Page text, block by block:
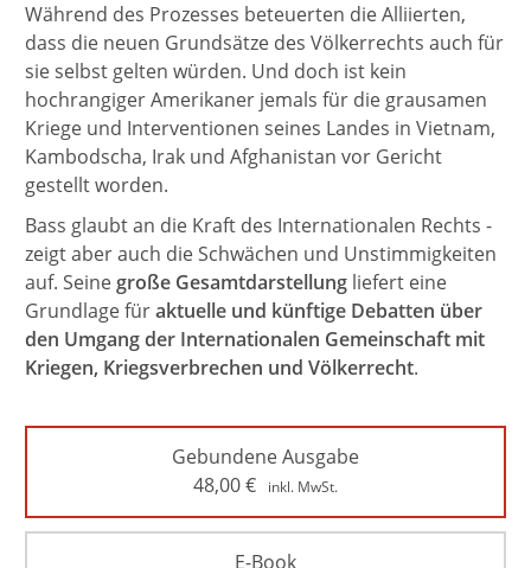
Während des Prozesses beteuerten die Alliierten,
dass die neuen Grundsätze des Völkerrechts auch für
sie selbst gelten würden. Und doch ist kein
hochrangiger Amerikaner jemals für die grausamen
Kriege und Interventionen seines Landes in Vietnam,
Kambodscha, Irak und Afghanistan vor Gericht
gestellt worden.
Bass glaubt an die Kraft des Internationalen Rechts -
zeigt aber auch die Schwächen und Unstimmigkeiten
auf. Seinegroße Gesamtdarstellung liefert eine
Grundlage füraktuelle und künftige Debatten über
den Umgang der Internationalen Gemeinschaft mit
Kriegen, Kriegsverbrechen und Völkerrecht.
Gebundene Ausgabe
48,00€ inkl. MwSt.
E-Book